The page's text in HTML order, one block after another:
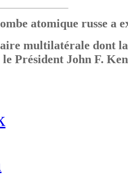
atomique russe a
multilatérale dont
Président John F.